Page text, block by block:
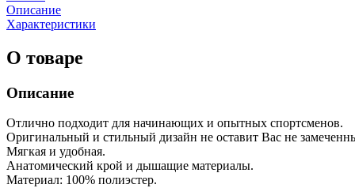
Описание
Характеристики
О товаре
Описание
Отлично подходит для начинающих и опытных спортсменов.
Оригинальный и стильный дизайн не оставит Вас не
Мягкая и удобная.
Анатомический крой и дышащие материалы.
Материал: 100% полиэстер.